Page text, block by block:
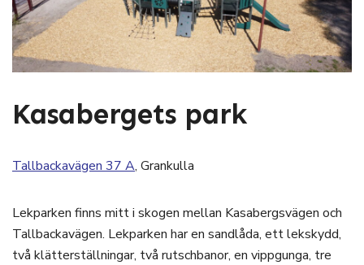
Kasabergets park
Tallbackavägen 37 A, Grankulla
Lekparken finns mitt i skogen mellan Kasabergsvägen och
Tallbackavägen. Lekparken har en sandlåda, ett lekskydd,
två klätterställningar, två rutschbanor, en vippgunga, tre